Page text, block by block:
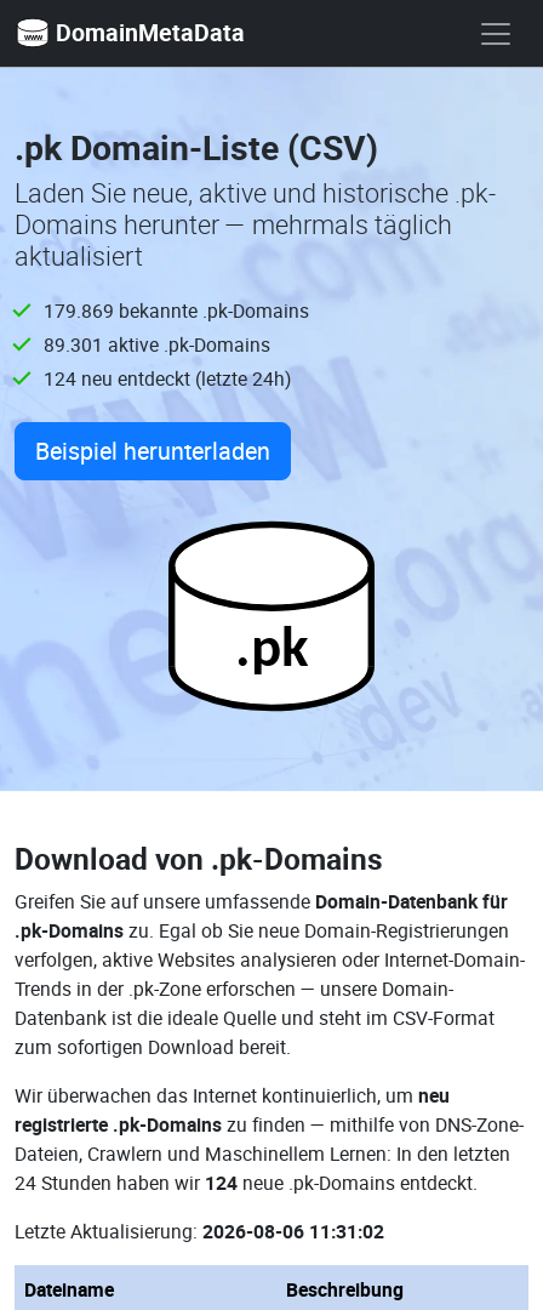
DomainMetaData
.pk Domain-Liste (CSV)
Laden Sie neue, aktive und historische .pk-
Domains herunter — mehrmals täglich
aktualisiert
179.869 bekannte .pk-Domains
89.301 aktive .pk-Domains
124 neu entdeckt (letzte 24h)
Beispiel herunterladen
.pk
Download von .pk-Domains
Greifen Sie auf unsere umfassende Domain-Datenbank für
.pk-Domainszu. Egal ob Sie neue Domain-Registrierungen
verfolgen, aktive Websites analysieren oder Internet-Domain-
Trends in der .pk-Zone erforschen — unsere Domain-
Datenbank ist die ideale Quelle und steht im CSV-Format
zum sofortigen Download bereit.
Wir überwachen das Internet kontinuierlich, um neu
registrierte .pk-Domainszu finden — mithilfe von DNS-Zone-
Dateien, Crawlern und Maschinellem Lernen: In den letzten
24 Stunden haben wir 124 neue .pk-Domains entdeckt.
Letzte Aktualisierung: 2026-08-06 11:31:02
Dateiname Beschreibung